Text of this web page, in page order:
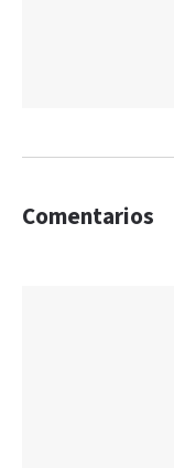
Comentarios